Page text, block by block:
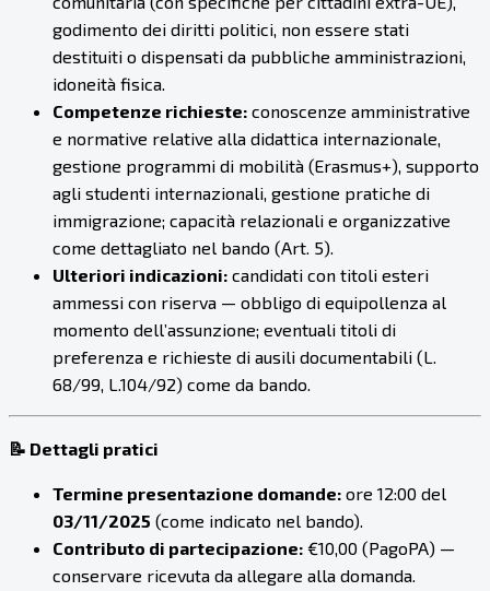
godimento dei diritti politici, non essere stati
destituiti o dispensati da pubbliche amministrazioni,
idoneità fisica.
Competenze richieste: conoscenze amministrative
e normative relative alla didattica internazionale,
gestione programmi di mobilità (Erasmus+), supporto
agli studenti internazionali, gestione pratiche di
immigrazione; capacità relazionali e organizzative
come dettagliato nel bando (Art. 5).
Ulteriori indicazioni: candidati con titoli esteri
ammessi con riserva — obbligo di equipollenza al
momento dell’assunzione; eventuali titoli di
preferenza e richieste di ausili documentabili (L.
68/99, L.104/92) come da bando.
📝 Dettagli pratici
Termine presentazione domande: ore 12:00 del
03/11/2025 (come indicato nel bando).
Contributo di partecipazione: €10,00 (PagoPA) —
conservare ricevuta da allegare alla domanda.